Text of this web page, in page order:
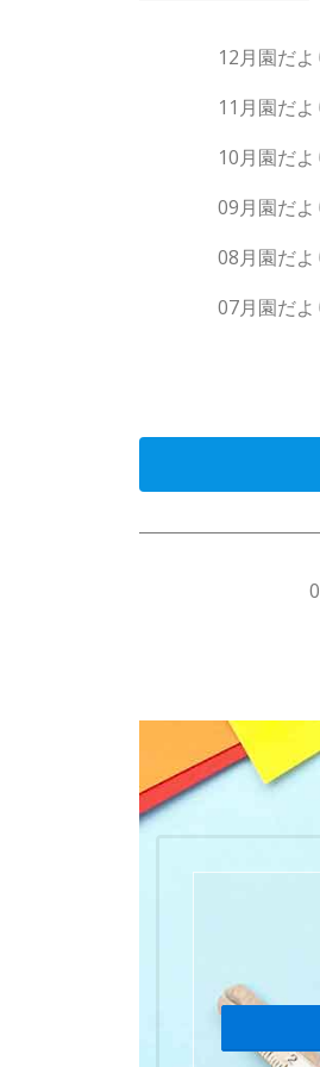
12月園だよ
11月園だよ
10月園だよ
09月園だよ
08月園だよ
07月園だよ